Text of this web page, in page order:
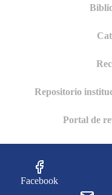
Repositorio
Portal de
Facebook